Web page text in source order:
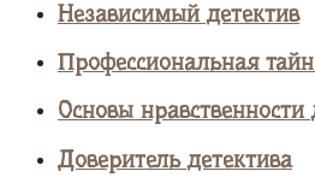
Независимый детектив
Профессиональная
Основы нравственности
Доверитель детектива